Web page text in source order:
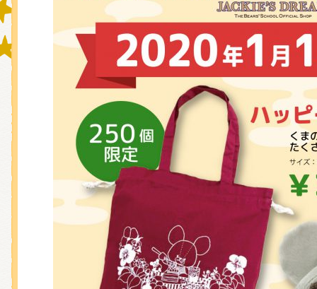
おたのしみコンテンツ(クイズ・
チア ジャッキーズ！
くまのがっこう しょくいんしつ
くまのがっこう 家庭科部